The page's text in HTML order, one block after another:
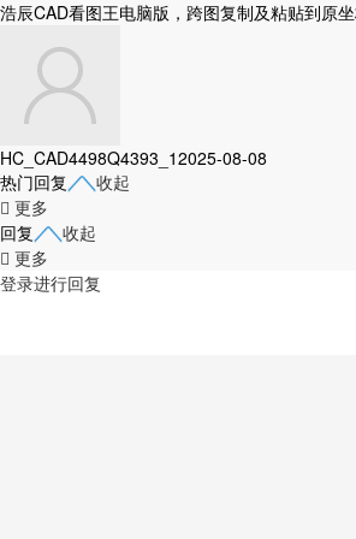
浩辰CAD看图王电脑版，跨图复制及粘贴到原
HC_CAD4498Q4393_12025-08-08
热门回复
收起
更多
回复
收起
更多
登录进行回复